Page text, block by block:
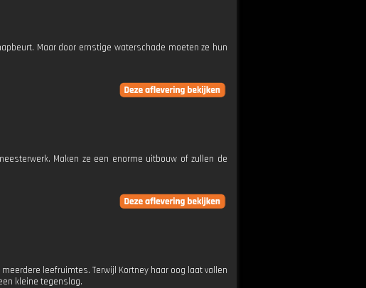
Maar door ernstige waterschade moeten ze hun
Maken ze een enorme uitbouw of zullen de
leefruimtes. Terwijl Kortney haar oog laat vallen
kleine tegenslag.